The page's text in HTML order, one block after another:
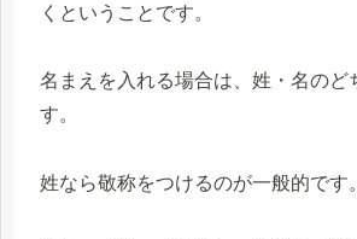
くということです。
名まえを入れる場合は、姓・名のど
す。
姓なら敬称をつけるのが一般的です